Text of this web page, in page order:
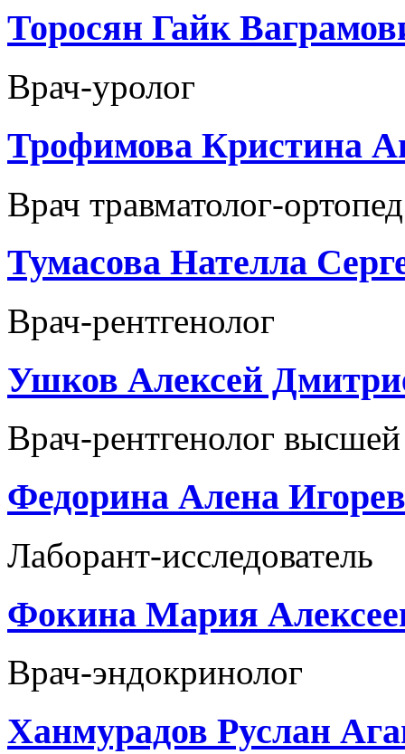
Торосян Гайк
Врач-уролог
Трофимова Кристина
Врач травматолог-ортопед
Тумасова Нателла
Врач-рентгенолог
Ушков Алексей
Врач-рентгенолог
Федорина Алена
Лаборант-исследователь
Фокина Мария
Врач-эндокринолог
Ханмурадов Руслан